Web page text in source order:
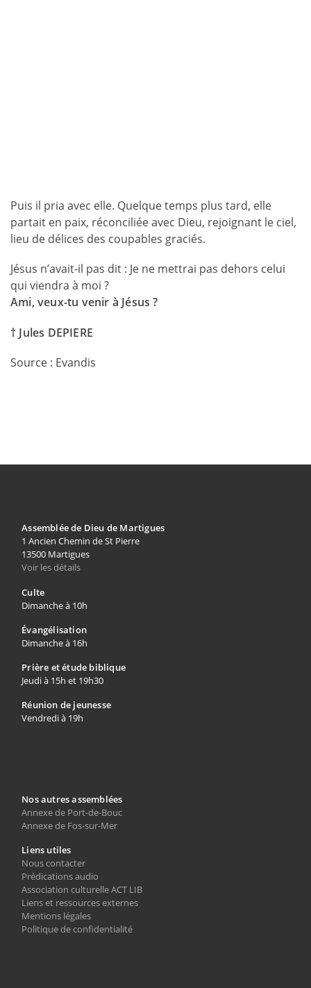
Puis il pria avec elle. Quelque temps plus tard, elle
partait en paix, réconciliée avec Dieu, rejoignant le ciel,
lieu de délices des coupables graciés.
Jésus n’avait-il pas dit : Je ne mettrai pas dehors celui
qui viendra à moi ?
Ami, veux-tu venir à Jésus ?
† Jules DEPIERE
Source : Evandis
Assemblée de Dieu de Martigues
1 Ancien Chemin de St Pierre
13500 Martigues
Voir les détails
Culte
Dimanche à 10h
Évangélisation
Dimanche à 16h
Prière et étude biblique
Jeudi à 15h et 19h30
Réunion de jeunesse
Vendredi à 19h
Nos autres assemblées
Annexe de Port-de-Bouc
Annexe de Fos-sur-Mer
Liens utiles
Nous contacter
Prédications audio
Association culturelle ACT LIB
Liens et ressources externes
Mentions légales
Politique de confidentialité